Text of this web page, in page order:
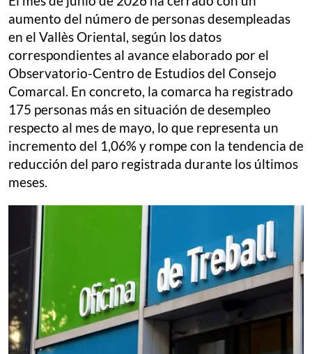
aumento del número de personas desempleadas
en el Vallès Oriental, según los datos
correspondientes al avance elaborado por el
Observatorio-Centro de Estudios del Consejo
Comarcal. En concreto, la comarca ha registrado
175 personas más en situación de desempleo
respecto al mes de mayo, lo que representa un
incremento del 1,06% y rompe con la tendencia de
reducción del paro registrada durante los últimos
meses.